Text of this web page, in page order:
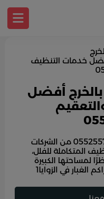
خدمات التنظيف
أفضل
شركة تنظيف فلل بالخرج 0552557868 من الشركات
المتكاملة للفلل،
لمساحتها الكبيرة
في الزوايا1